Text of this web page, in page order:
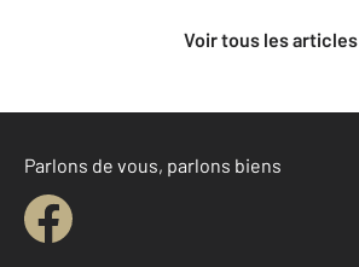
Voir tous les articles
Parlons de vous, parlons biens